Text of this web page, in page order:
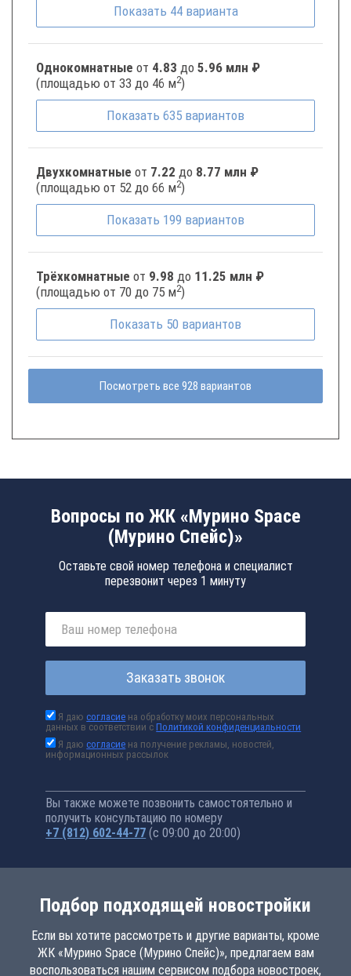
Показать 44 варианта
Однокомнатные от 4.83 до 5.96 млн ₽
(площадью от 33 до 46 м2)
Показать 635 вариантов
Двухкомнатные от 7.22 до 8.77 млн ₽
(площадью от 52 до 66 м2)
Показать 199 вариантов
Трёхкомнатные от 9.98 до 11.25 млн ₽
(площадью от 70 до 75 м2)
Показать 50 вариантов
Посмотреть все 928 вариантов
Вопросы по ЖК «Мурино Space
(Мурино Спейс)»
Оставьте свой номер телефона и специалист
перезвонит через 1 минуту
Заказать звонок
Я даюсогласие на обработку моих персональных
данных в соответствии сПолитикой конфиденциальности
Я даюсогласие на получение рекламы, новостей,
информационных рассылок
Вы также можете позвонить самостоятельно и
получить консультацию по номеру
+7 (812) 602-44-77 (с 09:00 до 20:00)
Подбор подходящей новостройки
Если вы хотите рассмотреть и другие варианты, кроме
ЖК «Мурино Space (Мурино Спейс)», предлагаем вам
воспользоваться нашим сервисом подбора новостроек,